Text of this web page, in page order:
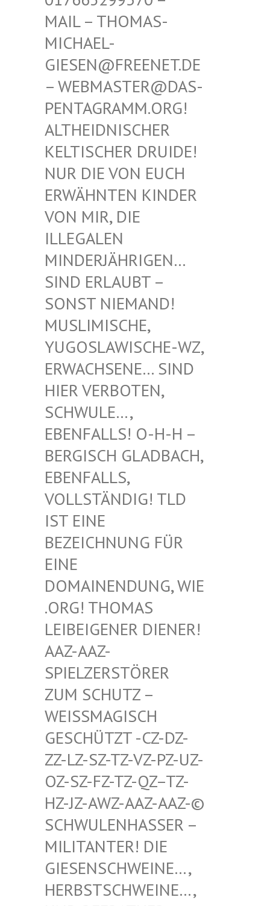
THOMAS-MICHAE
L-GIESEN
@FREENET.DE – WEBM
ASTER@DAS-PENTAG
RAMM.ORG! ALTHEI
DNISCHER KELTIS
CHER DRUIDE! NUR D
IE VON EUCH ERWÄHN
TEN KINDER VON MI
R, DIE ILLEGA
LEN MINDER
JÄHRIGEN… SIND E
RLAUBT – SONST
NIEMAND! MUSLIM
ISCHE, YUGOSL
AWISCHE-WZ, ERWACH
SENE… SIND HIER V
ERBOTEN, SCHWUL
E…, EBENFA
LLS! O-H-H – BERGIS
CH GLADBACH, EBENFA
LLS, VOLLST
ÄNDIG! TLD IST EI
NE BEZEIC
HNUNG FÜR EINE D
OMAIN
ENDUNG, WIE .ORG!
THOMAS LEIBEI
GENER DIENER! AAZ-AA
Z-SPIELZ
ERSTÖRER ZUM SC
HUTZ – WEISSMA
GISCH GESCHÜT
ZT -CZ-DZ-ZZ-LZ-S
Z-TZ-VZ-PZ-UZ-OZ-SZ-F
Z-TZ-QZ–TZ-HZ-JZ-A
WZ-AAZ-AAZ-© SCHWULE
NHASSER – MILITAN
TER! DIE GIESENS
CHWEINE…, HERBSTS
CHWEINE…, UND REF